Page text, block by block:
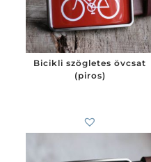
Bicikli szögletes övcsat
(piros)